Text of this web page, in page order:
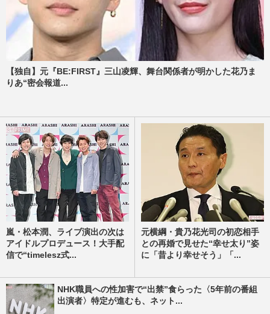
【独自】元『BE:FIRST』三山凌輝、舞台関係者が明かした花乃ま
りあ“密会報道...
嵐・松本潤、ライブ演出の次は
アイドルプロデュース！大手配
信で“timelesz式...
元横綱・貴乃花光司の初恋相手
との再婚で見せた“幸せ太り”姿
に「昔より幸せそう」「...
NHK職員への性加害で“出禁”食らった〈5年前の番組
出演者〉特定が進むも、ネット...